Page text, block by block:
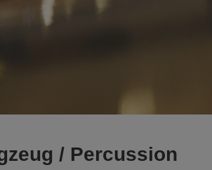
/ Percussion